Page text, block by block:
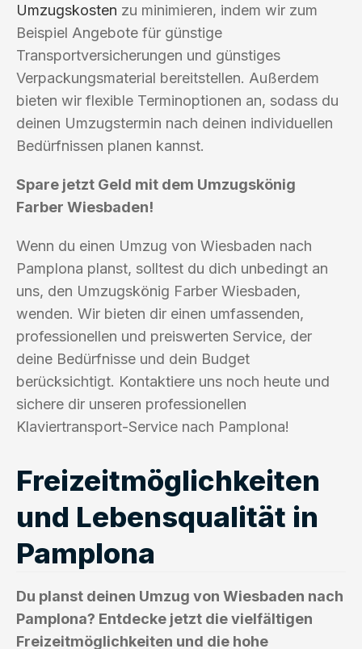
Umzugskosten zu minimieren, indem wir zum
Beispiel Angebote für günstige
Transportversicherungen und günstiges
Verpackungsmaterial bereitstellen. Außerdem
bieten wir flexible Terminoptionen an, sodass du
deinen Umzugstermin nach deinen individuellen
Bedürfnissen planen kannst.
Spare jetzt Geld mit dem Umzugskönig
Farber Wiesbaden!
Wenn du einen Umzug von Wiesbaden nach
Pamplona planst, solltest du dich unbedingt an
uns, den Umzugskönig Farber Wiesbaden,
wenden. Wir bieten dir einen umfassenden,
professionellen und preiswerten Service, der
deine Bedürfnisse und dein Budget
berücksichtigt. Kontaktiere uns noch heute und
sichere dir unseren professionellen
Klaviertransport-Service nach Pamplona!
Freizeitmöglichkeiten
und Lebensqualität in
Pamplona
Du planst deinen Umzug von Wiesbaden nach
Pamplona? Entdecke jetzt die vielfältigen
Freizeitmöglichkeiten und die hohe